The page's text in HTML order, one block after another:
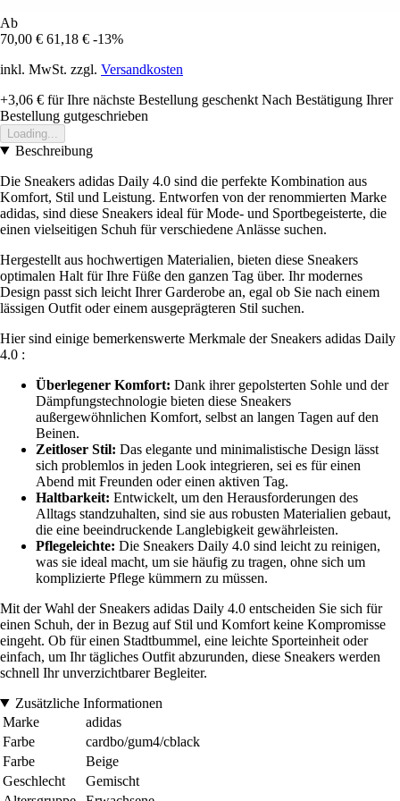
Ab
70,00 € 61,18 € -13%
inkl. MwSt. zzgl. Versandkosten
+3,06 € für Ihre nächste Bestellung geschenkt Nach Bestätigung Ihrer
Bestellung gutgeschrieben
Loading...
Beschreibung
Die Sneakers adidas Daily 4.0 sind die perfekte Kombination aus
Komfort, Stil und Leistung. Entworfen von der renommierten Marke
adidas, sind diese Sneakers ideal für Mode- und Sportbegeisterte, die
einen vielseitigen Schuh für verschiedene Anlässe suchen.
Hergestellt aus hochwertigen Materialien, bieten diese Sneakers
optimalen Halt für Ihre Füße den ganzen Tag über. Ihr modernes
Design passt sich leicht Ihrer Garderobe an, egal ob Sie nach einem
lässigen Outfit oder einem ausgeprägteren Stil suchen.
Hier sind einige bemerkenswerte Merkmale der Sneakers adidas Daily
4.0 :
Überlegener Komfort: Dank ihrer gepolsterten Sohle und der
Dämpfungstechnologie bieten diese Sneakers
außergewöhnlichen Komfort, selbst an langen Tagen auf den
Beinen.
Zeitloser Stil: Das elegante und minimalistische Design lässt
sich problemlos in jeden Look integrieren, sei es für einen
Abend mit Freunden oder einen aktiven Tag.
Haltbarkeit: Entwickelt, um den Herausforderungen des
Alltags standzuhalten, sind sie aus robusten Materialien gebaut,
die eine beeindruckende Langlebigkeit gewährleisten.
Pflegeleichte: Die Sneakers Daily 4.0 sind leicht zu reinigen,
was sie ideal macht, um sie häufig zu tragen, ohne sich um
komplizierte Pflege kümmern zu müssen.
Mit der Wahl der Sneakers adidas Daily 4.0 entscheiden Sie sich für
einen Schuh, der in Bezug auf Stil und Komfort keine Kompromisse
eingeht. Ob für einen Stadtbummel, eine leichte Sporteinheit oder
einfach, um Ihr tägliches Outfit abzurunden, diese Sneakers werden
schnell Ihr unverzichtbarer Begleiter.
Zusätzliche Informationen
Marke
adidas
Farbe
cardbo/gum4/cblack
Farbe
Beige
Geschlecht
Gemischt